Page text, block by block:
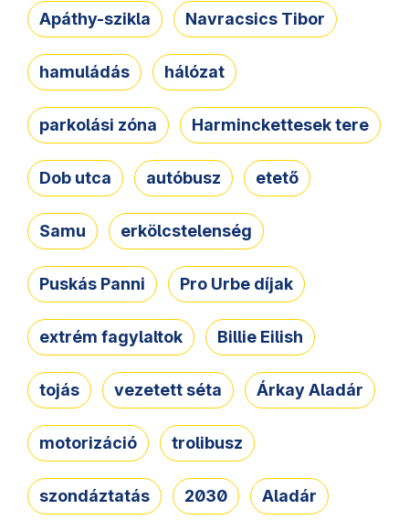
Apáthy-szikla Navracsics Tibor
hamuládás hálózat
parkolási zóna Harminckettesek tere
Dob utca autóbusz etető
Samu erkölcstelenség
Puskás Panni Pro Urbe díjak
extrém fagylaltok Billie Eilish
tojás vezetett séta Árkay Aladár
motorizáció trolibusz
szondáztatás 2030 Aladár